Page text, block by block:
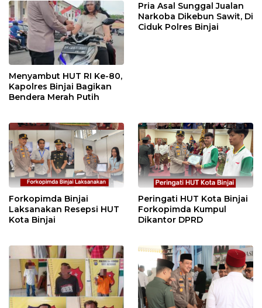
Menyambut HUT RI Ke-80,
Kapolres Binjai Bagikan
Bendera Merah Putih
Pria Asal Sunggal Jualan
Narkoba Dikebun Sawit, Di
Ciduk Polres Binjai
Forkopimda Binjai
Laksanakan Resepsi HUT
Kota Binjai
Peringati HUT Kota Binjai
Forkopimda Kumpul
Dikantor DPRD